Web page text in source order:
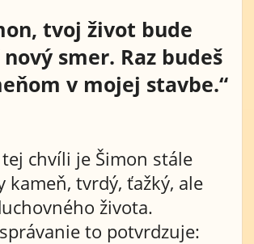
tvoj život bude
smer. Raz budeš
v mojej stavbe.“
chvíli je Šimon stále
kameň, tvrdý, ťažký, ale
života.
to potvrdzuje: